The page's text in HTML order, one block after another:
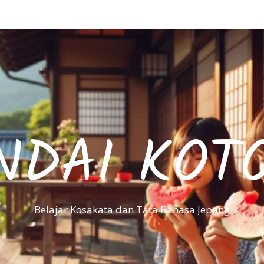
Belajar Kosakata dan Tata Bahasa Jepang